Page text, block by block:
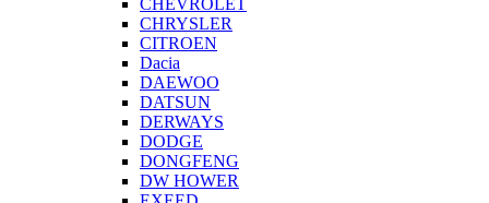
CHEVROLET
CHRYSLER
CITROEN
Dacia
DAEWOO
DATSUN
DERWAYS
DODGE
DONGFENG
DW HOWER